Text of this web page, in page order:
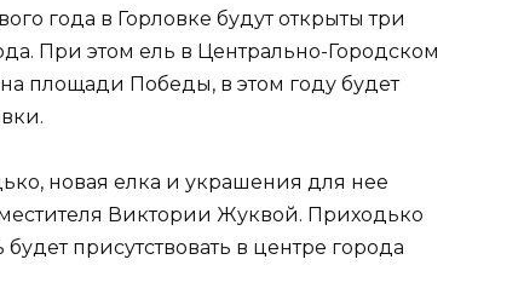
года в Горловке будут открыты три
При этом ель в Центрально-Городском
площади Победы, в этом году будет
новая елка и украшения для нее
Виктории Жуквой. Приходько
присутствовать в центре города